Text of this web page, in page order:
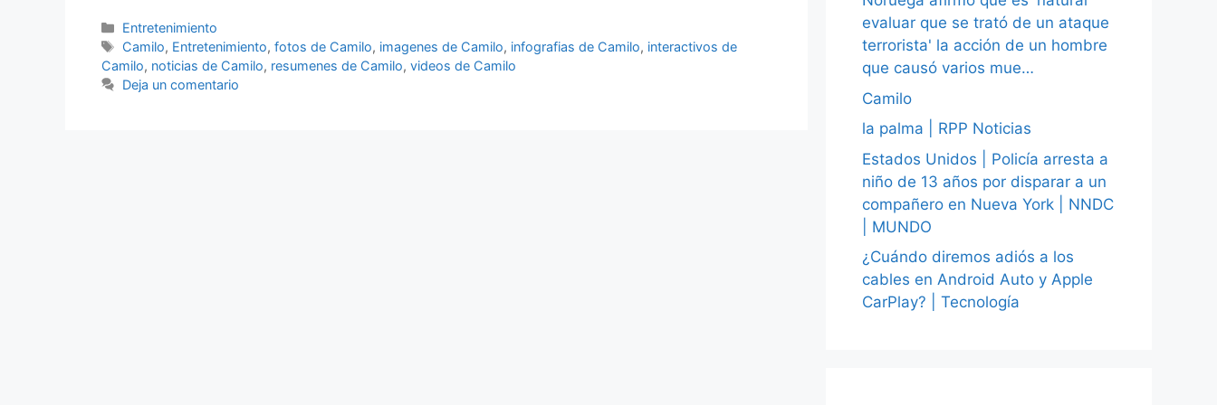
Categorías
Entretenimiento
Etiquetas
Camilo, Entretenimiento,fotos de Camilo, imagenes de Camilo, infografias de Camilo, interactivos de
Camilo, noticias de Camilo, resumenes de Camilo, videos de Camilo
Deja un comentario
evaluar que se trató de un ataque
terrorista' la acción de un hombre
que causó varios mue…
Camilo
la palma | RPP Noticias
Estados Unidos | Policía arresta a
niño de 13 años por disparar a un
compañero en Nueva York | NNDC
| MUNDO
¿Cuándo diremos adiós a los
cables en Android Auto y Apple
CarPlay? | Tecnología